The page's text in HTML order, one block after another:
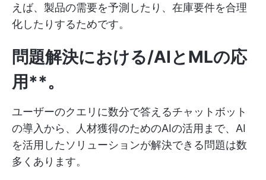
えば、製品の需要を予測したり、在庫要件を合理
化したりするためです。
問題解決における/AIとMLの応
用**。
ユーザーのクエリに数分で答えるチャットボット
の導入から、人材獲得のためのAIの活用まで、AI
を活用したソリューションが解決できる問題は数
多くあります。